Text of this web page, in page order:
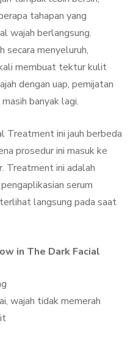
tahapan yang
wajah berlangsung.
secara menyeluruh,
membuat tektur kulit
dengan uap, pemijatan
banyak lagi.
Treatment ini jauh berbeda
prosedur ini masuk ke
Treatment ini adalah
serum
langsung pada saat
in The Dark Facial
wajah tidak memerah